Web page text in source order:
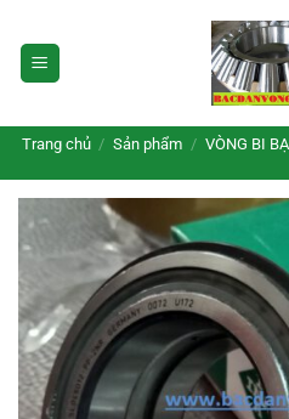
qua
nội
Trang chủ / Sản phẩm / VÒNG BI